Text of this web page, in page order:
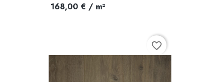
168,00 € / m²
favorite_border